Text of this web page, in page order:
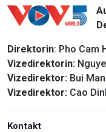
Direktorin: Pho Cam
Vizedirektorin:
Vizedirektor: Bui
Vizedirektor: Cao
Kontakt